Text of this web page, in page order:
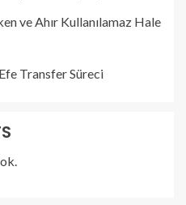
ve Ahır Kullanılamaz Hale
Transfer Süreci